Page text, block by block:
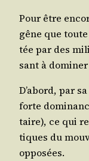
Pour être
gêne que
tée par des
sant à
D’a­bord, par
forte
taire), ce qui
tiques du
opposées.